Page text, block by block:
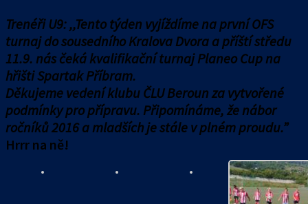
Trenéři U9: ,,Tento týden vyjíždíme na první OFS
turnaj do sousedního Kralova Dvora a příští středu
11.9. nás čeká kvalifikační turnaj Planeo Cup na
hřišti Spartak Příbram.
Děkujeme vedení klubu ČLU Beroun za vytvořené
podmínky pro přípravu. Připomínáme, že nábor
ročníků 2016 a mladších je stále v plném proudu.”
Hrrr na ně!